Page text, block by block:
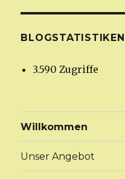
BLOGSTATISTIKEN
3.590 Zugriffe
Willkommen
Unser Angebot